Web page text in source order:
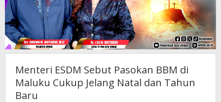
Baru
Menteri ESDM Sebut Pasokan BBM di
Maluku Cukup Jelang Natal dan Tahun
Baru